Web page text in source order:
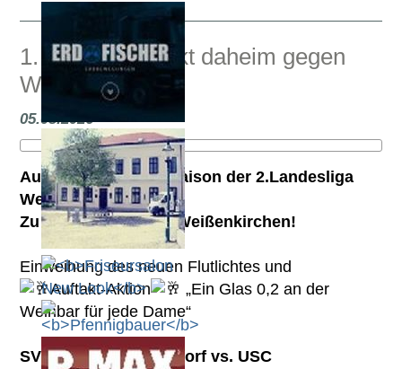
1. Runde: Auftakt daheim gegen
Weissenkirchen
05.08.2026
Auftakt in die neue Saison der 2.Landesliga
West
Zu Gast ist der USC Weißenkirchen!
Einweihung des neuen Flutlichtes und
Auftakt-Aktion
„Ein Glas 0,2 an der
Weinbar für jede Dame“
SV eTech Mörth Absdorf vs. USC